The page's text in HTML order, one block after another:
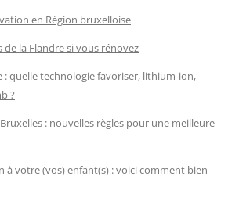
en Région bruxelloise
de la Flandre si vous rénovez
quelle technologie favoriser, lithium-ion,
?
: nouvelles règles pour une meilleure
à votre (vos) enfant(s) : voici comment bien